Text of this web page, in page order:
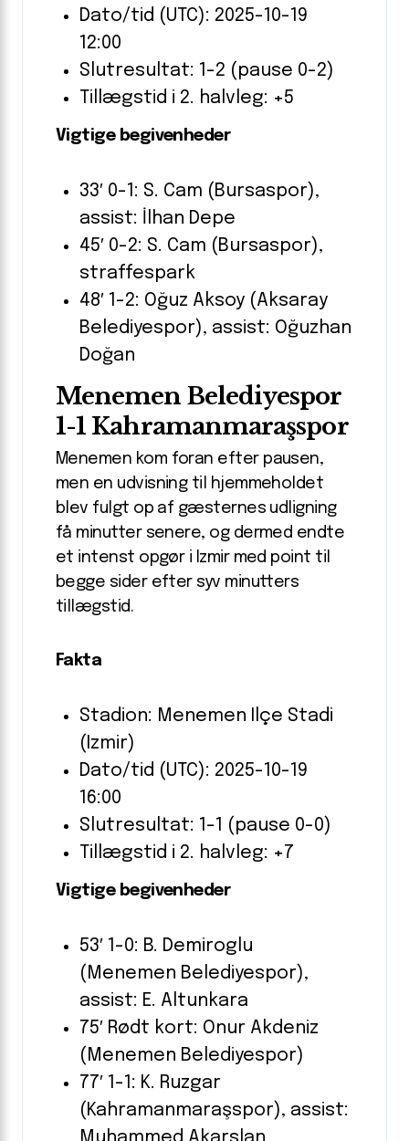
Dato/tid (UTC): 2025-10-19
12:00
Slutresultat: 1-2 (pause 0-2)
Tillægstid i 2. halvleg: +5
Vigtige begivenheder
33′ 0-1: S. Cam (Bursaspor),
assist: İlhan Depe
45′ 0-2: S. Cam (Bursaspor),
straffespark
48′ 1-2: Oğuz Aksoy (Aksaray
Belediyespor), assist: Oğuzhan
Doğan
Menemen Belediyespor
1-1 Kahramanmaraşspor
Menemen kom foran efter pausen,
men en udvisning til hjemmeholdet
blev fulgt op af gæsternes udligning
få minutter senere, og dermed endte
et intenst opgør i Izmir med point til
begge sider efter syv minutters
tillægstid.
Fakta
Stadion: Menemen Ilçe Stadi
(Izmir)
Dato/tid (UTC): 2025-10-19
16:00
Slutresultat: 1-1 (pause 0-0)
Tillægstid i 2. halvleg: +7
Vigtige begivenheder
53′ 1-0: B. Demiroglu
(Menemen Belediyespor),
assist: E. Altunkara
75′ Rødt kort: Onur Akdeniz
(Menemen Belediyespor)
77′ 1-1: K. Ruzgar
(Kahramanmaraşspor), assist: